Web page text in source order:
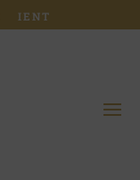
IENT